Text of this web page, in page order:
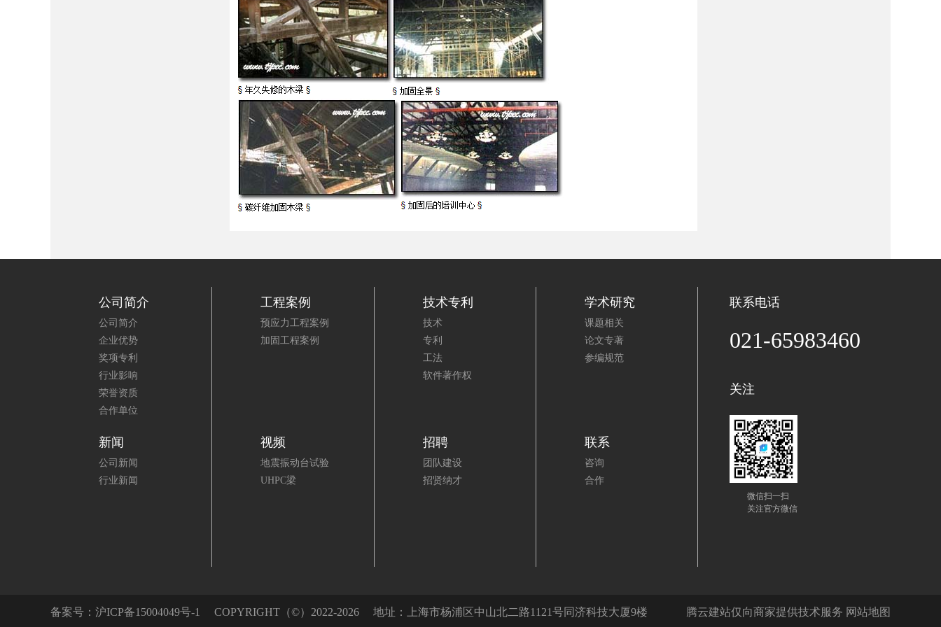
公司简介
公司简介
企业优势
奖项专利
行业影响
荣誉资质
合作单位
工程案例
预应力工程案例
加固工程案例
技术专利
技术
专利
工法
软件著作权
学术研究
课题相关
论文专著
参编规范
新闻
公司新闻
行业新闻
视频
地震振动台试验
UHPC梁
招聘
团队建设
招贤纳才
联系
咨询
合作
联系电话
021-65983460
关注
微信扫一扫
关注官方微信
备案号： 沪ICP备15004049号-1 COPYRIGHT（©）2022-2026 地址：上海市杨浦区中山北二路1121号同济科技大厦9楼 腾云建站仅向商家提供技术服务 网站地图